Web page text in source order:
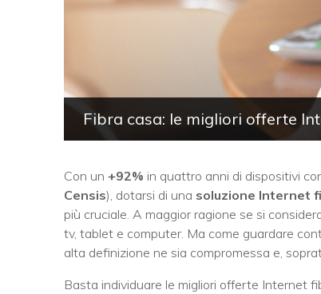
Fibra casa: le migliori offerte
Con un +92% in quattro anni di dispositivi
Censis), dotarsi di una soluzione Internet
più cruciale. A maggior ragione se si
tv, tablet e computer. Ma come guardare
alta definizione ne sia compromessa e,
Basta individuare le migliori offerte Internet